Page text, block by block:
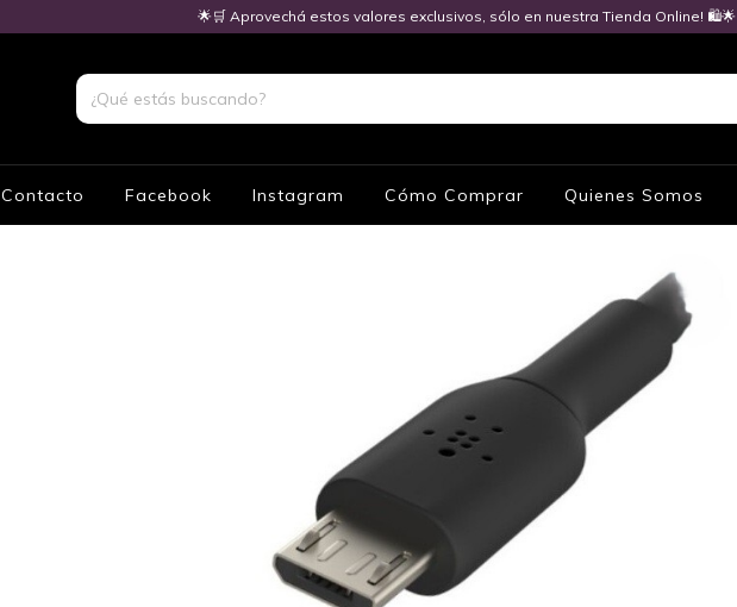
🌟🛒 Aprovechá estos valores exclusivos, sólo en nuestra Tienda Online! 🛍️🌟
Contacto Facebook Instagram Cómo Comprar Quienes Somos